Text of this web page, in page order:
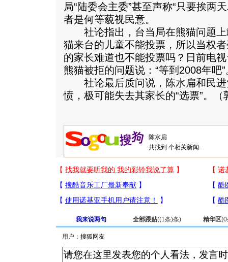
局“陆委会主委”甚至声称“只要挨两
者是何等藐视民意。
社论指出，台当局在熊猫问题上
猫来台的儿童不能投票，所以当权
的家长难道也不能投票吗？日前电
熊猫被拒的问题说：“等到2008年吧”
社论最后质问说，陈水扁和民进
愤，极可能失去其家长的“选票”。（
共找到 个相关新闻.
我来说两句 全部跟贴((1条)条) 精华区(0
用户：